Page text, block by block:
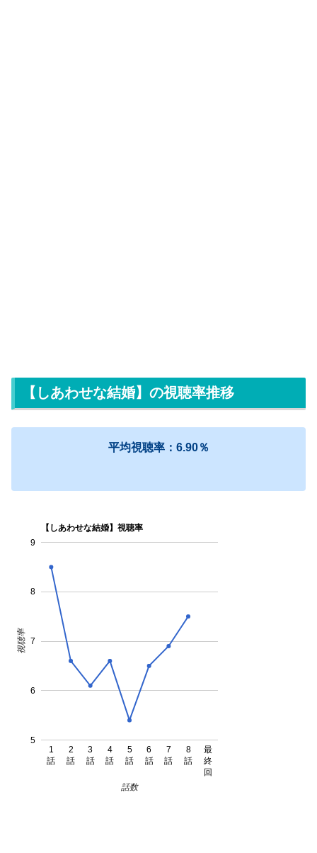
【しあわせな結婚】の視聴率推移
平均視聴率：6.90％
【しあわせな結婚】視聴率
1
話
2
話
3
話
4
話
5
話
6
話
7
話
8
話
最
終
回
5
6
7
8
9
話数
視聴率